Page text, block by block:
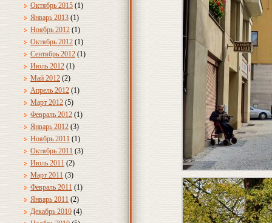
Октябрь 2015 (1)
Январь 2013 (1)
Ноябрь 2012 (1)
Октябрь 2012 (1)
Сентябрь 2012 (1)
Июль 2012 (1)
Май 2012 (2)
Апрель 2012 (1)
Март 2012 (5)
Февраль 2012 (1)
Январь 2012 (3)
Ноябрь 2011 (1)
Октябрь 2011 (3)
Июль 2011 (2)
Март 2011 (3)
Февраль 2011 (1)
Январь 2011 (2)
Декабрь 2010 (4)